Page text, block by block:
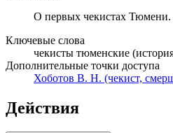
О первых чекистах Тюмени.
Ключевые слова
чекисты тюменские
Дополнительные точки доступа
Хоботов В. Н. (чекист,
Действия